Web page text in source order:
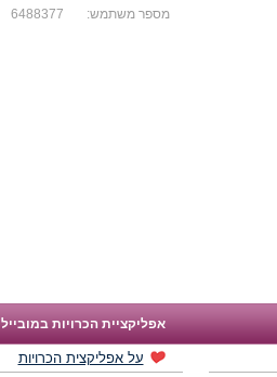
מספר משתמש:
6488377
אפליקציית הכרויות במובייל
על אפליקצית הכרויות